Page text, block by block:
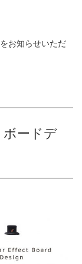
お知らせいただ
ードデ